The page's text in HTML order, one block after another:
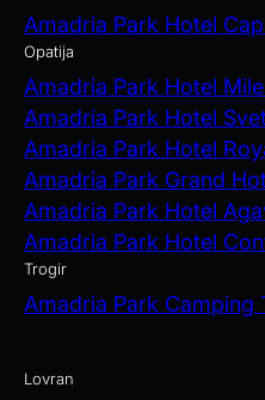
Amadria Park Hotel
Opatija
Amadria Park Hotel
Amadria Park Hotel
Amadria Park Hotel
Amadria Park Grand
Amadria Park Hotel
Amadria Park Hotel
Trogir
Amadria Park Camping
Lovran